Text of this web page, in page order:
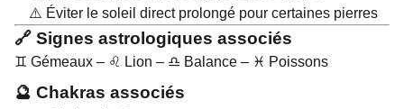
⚠️ Éviter le soleil direct prolongé pour certaines pierres
🔗 Signes astrologiques associés
♊ Gémeaux – ♌ Lion – ♎ Balance – ♓ Poissons
🔮 Chakras associés